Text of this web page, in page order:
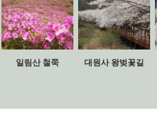
일림산 철쭉 대원사 왕벚꽃길